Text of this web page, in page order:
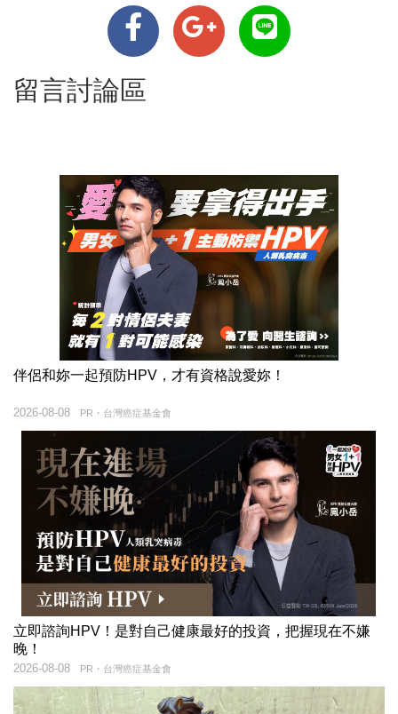
留言討論區
伴侶和妳一起預防HPV，才有資格說愛妳！
PR・台灣癌症基金會
2026-08-08
立即諮詢HPV！是對自己健康最好的投資，把握現在不嫌
晚！
PR・台灣癌症基金會
2026-08-08